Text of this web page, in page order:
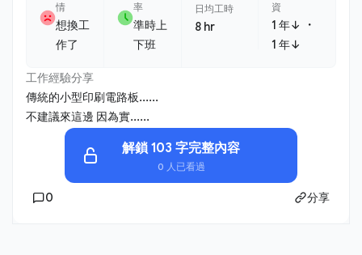
情
想換工
作了
率
準時上
下班
日均工時
8 hr
資
1 年↓ ・
1 年↓
工作經驗分享
傳統的小型印刷電路板......
不建議來這邊 因為實......
解鎖 103 字完整內容
0 人已看過
0 分享